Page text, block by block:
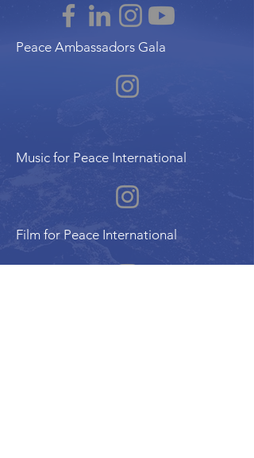
Peace Ambassadors Gala
Music for Peace International
Film for Peace International